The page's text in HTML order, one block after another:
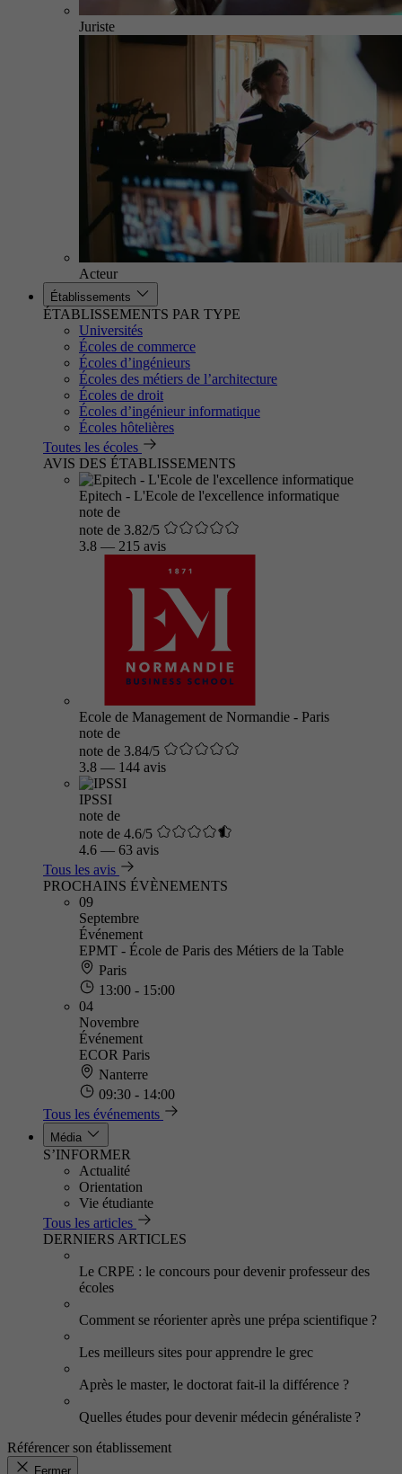
Juriste
Acteur
Établissements
ÉTABLISSEMENTS PAR TYPE
Universités
Écoles de commerce
Écoles d’ingénieurs
Écoles des métiers de l’architecture
Écoles de droit
Écoles d’ingénieur informatique
Écoles hôtelières
Toutes les écoles
AVIS DES ÉTABLISSEMENTS
Epitech - L'Ecole de l'excellence informatique
note de
note de 3.82/5
3.8 — 215 avis
Ecole de Management de Normandie - Paris
note de
note de 3.84/5
3.8 — 144 avis
IPSSI
note de
note de 4.6/5
4.6 — 63 avis
Tous les avis
PROCHAINS ÉVÈNEMENTS
09
Septembre
Événement
EPMT - École de Paris des Métiers de la Table
Paris
13:00 - 15:00
04
Novembre
Événement
ECOR Paris
Nanterre
09:30 - 14:00
Tous les événements
Média
S’INFORMER
Actualité
Orientation
Vie étudiante
Tous les articles
DERNIERS ARTICLES
Le CRPE : le concours pour devenir professeur des
écoles
Comment se réorienter après une prépa scientifique ?
Les meilleurs sites pour apprendre le grec
Après le master, le doctorat fait-il la différence ?
Quelles études pour devenir médecin généraliste ?
Référencer son établissement
Fermer